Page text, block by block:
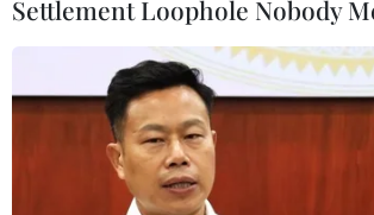
#Lao động nước ngoài
#Bộ Nhân lực
#COVID-19
#Tình hình dịch bệnh
Settlement Loophole Nobody